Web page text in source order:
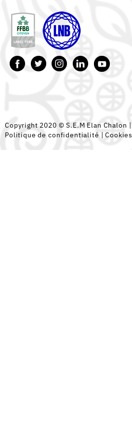
Copyright 2020 © S.E.M Elan Chalon |
Politique de confidentialité |Cookies